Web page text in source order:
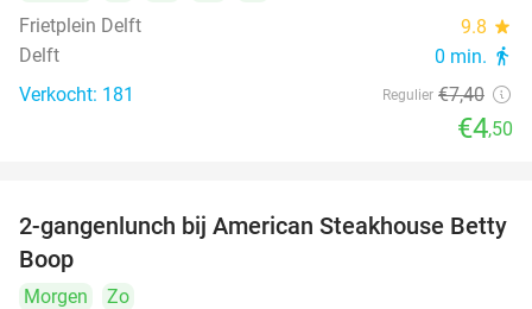
Frietplein Delft
9.8 star
Delft 0 min. directions_walk
Verkocht: 181 Regulier €7,40
€4,50
40%
2-gangenlunch bij American Steakhouse Betty
Boop
Morgen
Zo